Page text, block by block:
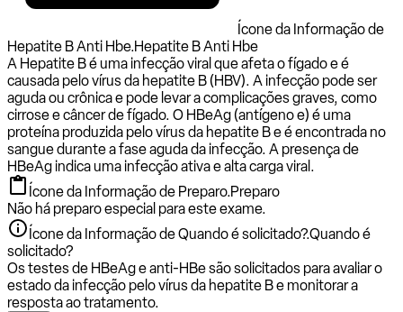
Ícone da Informação de
Hepatite B Anti Hbe.Hepatite B Anti Hbe
A Hepatite B é uma infecção viral que afeta o fígado e é
causada pelo vírus da hepatite B (HBV). A infecção pode ser
aguda ou crônica e pode levar a complicações graves, como
cirrose e câncer de fígado. O HBeAg (antígeno e) é uma
proteína produzida pelo vírus da hepatite B e é encontrada no
sangue durante a fase aguda da infecção. A presença de
HBeAg indica uma infecção ativa e alta carga viral.
Ícone da Informação de Preparo.Preparo
Não há preparo especial para este exame.
Ícone da Informação de Quando é solicitado?.Quando é
solicitado?
Os testes de HBeAg e anti-HBe são solicitados ​​para avaliar o
estado da infecção pelo vírus da hepatite B e monitorar a
resposta ao tratamento.